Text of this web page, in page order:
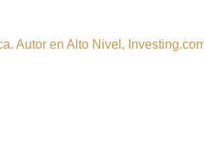
Autor en Alto Nivel,